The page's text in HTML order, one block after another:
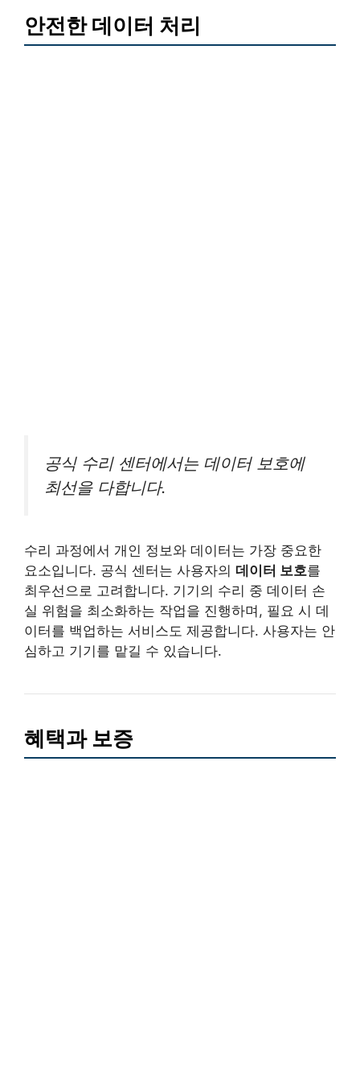
안전한 데이터 처리
공식 수리 센터에서는 데이터 보호에
최선을 다합니다.
수리 과정에서 개인 정보와 데이터는 가장 중요한
요소입니다. 공식 센터는 사용자의 데이터 보호를
최우선으로 고려합니다. 기기의 수리 중 데이터 손
실 위험을 최소화하는 작업을 진행하며, 필요 시 데
이터를 백업하는 서비스도 제공합니다. 사용자는 안
심하고 기기를 맡길 수 있습니다.
혜택과 보증